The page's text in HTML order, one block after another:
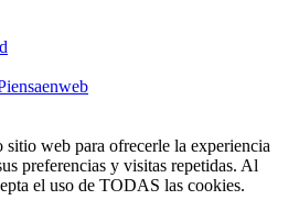
sitio web para ofrecerle la experiencia
preferencias y visitas repetidas. Al
el uso de TODAS las cookies.